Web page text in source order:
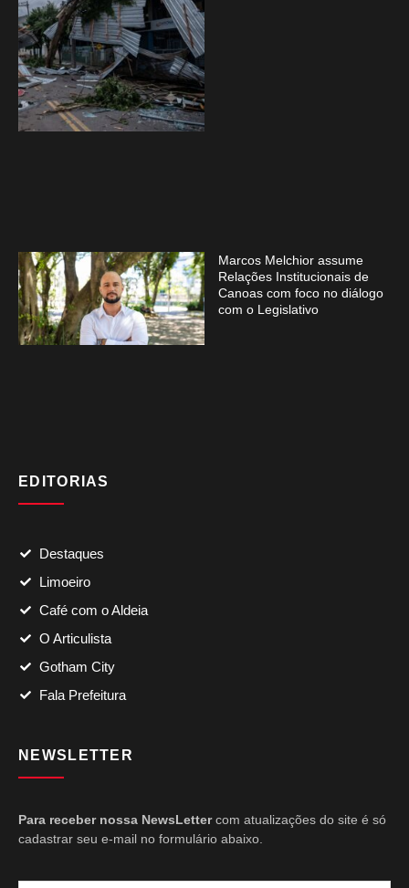
Marcos Melchior assume
Relações Institucionais de
Canoas com foco no diálogo
com o Legislativo
EDITORIAS
Destaques
Limoeiro
Café com o Aldeia
O Articulista
Gotham City
Fala Prefeitura
NEWSLETTER
Para receber nossa NewsLettercom atualizações do site é só
cadastrar seu e-mail no formulário abaixo.